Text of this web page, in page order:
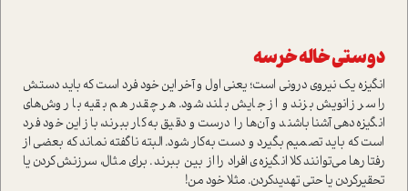
دوستی خاله خرسه
انگیزه یک نیروی درونی است؛ یعنی اول و آخر این خود فرد است که باید دستش
را سر زانویش بزند و از جایش بلند شود. هر چقدر هم بقیه با روش‌های
انگیزه‌دهی آشنا باشند و آن‌ها را درست و دقیق به‌کار ببرند، باز این خود فرد
است که باید تصمیم بگیرد و دست به‌کار شود. البته ناگفته نماند که بعضی از
رفتارها می‌توانند کلا انگیزه‌ی افراد را از بین ‌ببرند. برای مثال، سرزنش‌کردن یا
تحقیرکردن یا حتی تهدیدکردن. مثلا خود من!